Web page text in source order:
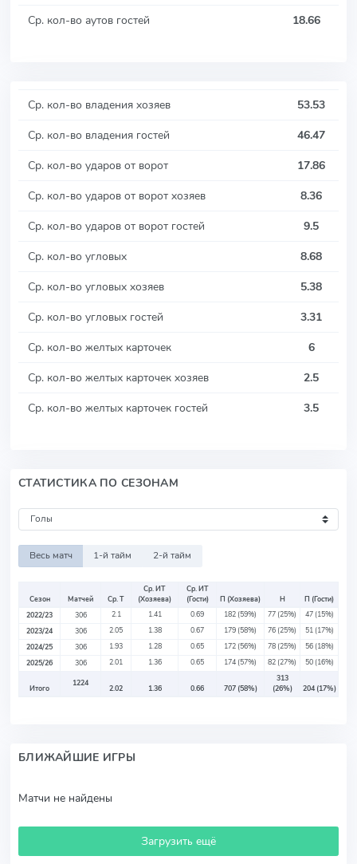
Ср. кол-во аутов гостей
18.66
Ср. кол-во владения хозяев
53.53
Ср. кол-во владения гостей
46.47
Ср. кол-во ударов от ворот
17.86
Ср. кол-во ударов от ворот хозяев
8.36
Ср. кол-во ударов от ворот гостей
9.5
Ср. кол-во угловых
8.68
Ср. кол-во угловых хозяев
5.38
Ср. кол-во угловых гостей
3.31
Ср. кол-во желтых карточек
6
Ср. кол-во желтых карточек хозяев
2.5
Ср. кол-во желтых карточек гостей
3.5
СТАТИСТИКА ПО СЕЗОНАМ
Весь матч 1-й тайм 2-й тайм
Сезон Матчей Ср. Т
Ср. ИТ
(Хозяева)
Ср. ИТ
(Гости)
П (Хозяева) Н
П (Гости)
2022/23
306 2.1 1.41 0.69 182 (59%) 77 (25%) 47 (15%)
2023/24
306 2.05 1.38 0.67 179 (58%) 76 (25%) 51 (17%)
2024/25
306 1.93 1.28 0.65 172 (56%) 78 (25%) 56 (18%)
2025/26
306 2.01 1.36 0.65 174 (57%) 82 (27%) 50 (16%)
Итого
1224
2.02 1.36 0.66 707 (58%)
313
(26%)
204 (17%)
БЛИЖАЙШИЕ ИГРЫ
Матчи не найдены
Загрузить ещё